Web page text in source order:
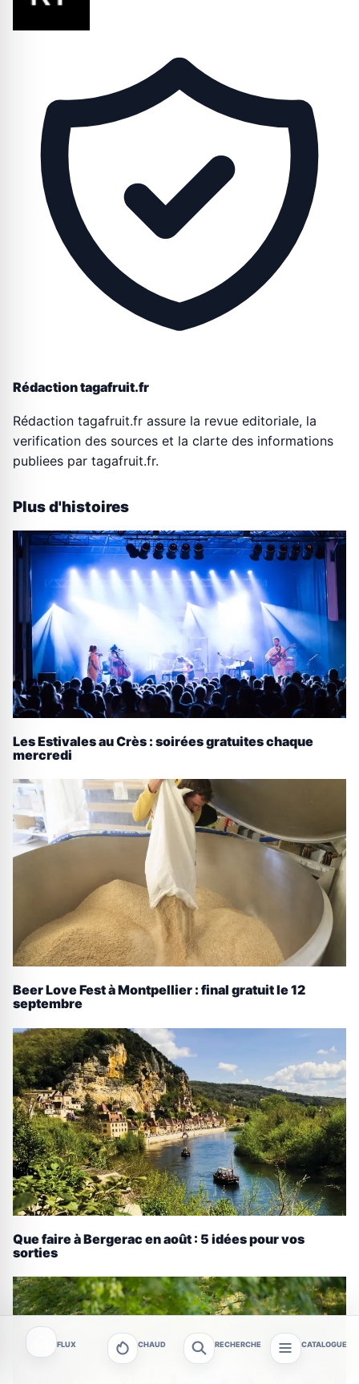
Rédaction tagafruit.fr
Rédaction tagafruit.fr assure la revue editoriale, la
verification des sources et la clarte des informations
publiees par tagafruit.fr.
Plus d'histoires
Les Estivales au Crès : soirées gratuites chaque
mercredi
Beer Love Fest à Montpellier : final gratuit le 12
septembre
Que faire à Bergerac en août : 5 idées pour vos
sorties
FLUX CHAUD RECHERCHE CATALOGUE